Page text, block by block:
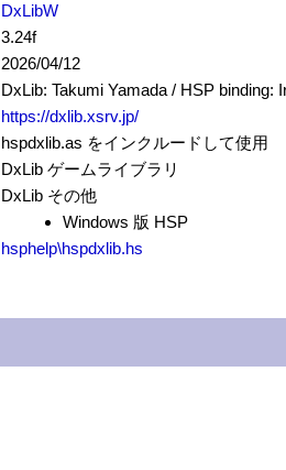
DxLibW
3.24f
2026/04/12
DxLib: Takumi Yamada / HSP binding:
https://dxlib.xsrv.jp/
hspdxlib.as をインクルードして使用
DxLib ゲームライブラリ
DxLib その他
Windows 版 HSP
hsphelp\hspdxlib.hs